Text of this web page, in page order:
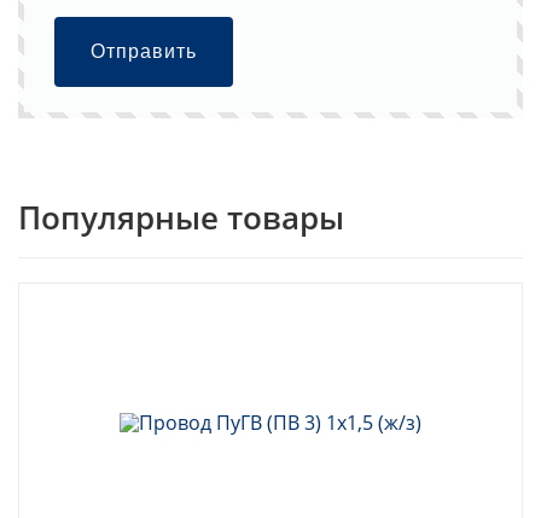
Отправить
Популярные товары